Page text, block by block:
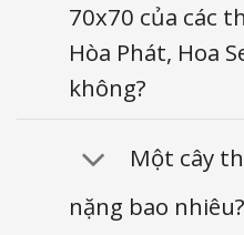
70x70 của các
Hòa Phát, Hoa
không?
Một cây
nặng bao nhiêu?